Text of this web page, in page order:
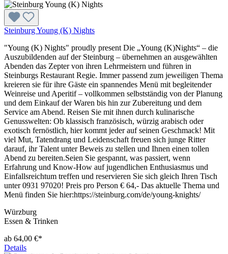
Steinburg Young (K) Nights
"Young (K) Nights" proudly present Die „Young (K)Nights“ – die
Auszubildenden auf der Steinburg – übernehmen an ausgewählten
Abenden das Zepter von ihren Lehrmeistern und führen in
Steinburgs Restaurant Regie. Immer passend zum jeweiligen Thema
kreieren sie für ihre Gäste ein spannendes Menü mit begleitender
Weinreise und Aperitif – vollkommen selbstständig von der Planung
und dem Einkauf der Waren bis hin zur Zubereitung und dem
Service am Abend. Reisen Sie mit ihnen durch kulinarische
Genusswelten: Ob klassisch französisch, würzig arabisch oder
exotisch fernöstlich, hier kommt jeder auf seinen Geschmack! Mit
viel Mut, Tatendrang und Leidenschaft freuen sich junge Ritter
darauf, ihr Talent unter Beweis zu stellen und Ihnen einen tollen
Abend zu bereiten.Seien Sie gespannt, was passiert, wenn
Erfahrung und Know-How auf jugendlichen Enthusiasmus und
Einfallsreichtum treffen und reservieren Sie sich gleich Ihren Tisch
unter 0931 97020! Preis pro Person € 64,- Das aktuelle Thema und
Menü finden Sie hier:https://steinburg.com/de/young-knights/
Würzburg
Essen & Trinken
ab 64,00 €*
Details